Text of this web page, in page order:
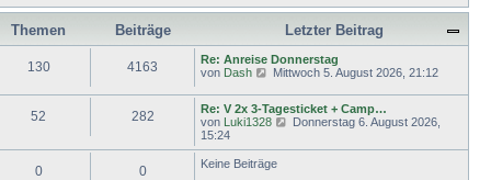
g
i
t
r
a
g
e
e
i
t
r
a
g
u
t
e
r
i
t
a
Themen Beiträge
Letzter Beitrag
130 4163
Re: Anreise Donnerstag
von Dash
N
u
e
s
e
r
Mittwoch 5. August 2026, 21:12
52 282
Re: V 2x 3-Tagesticket + Camp…
von Luki1328
N
u
Donnerstag 6. August 2026,
15:24
0 0 Keine Beiträge